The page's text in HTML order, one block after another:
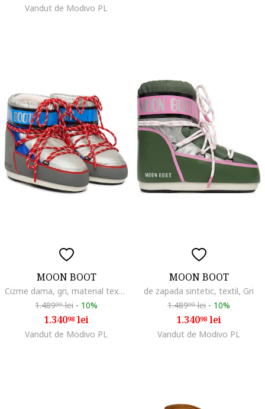
Vandut de Modivo PL
MOON BOOT
Cizme dama, gri, material textil,, Gri
1.48999lei - 10%
1.34098 lei
Vandut de Modivo PL
MOON BOOT
de zapada sintetic, textil, Gri
1.48999lei - 10%
1.34098 lei
Vandut de Modivo PL